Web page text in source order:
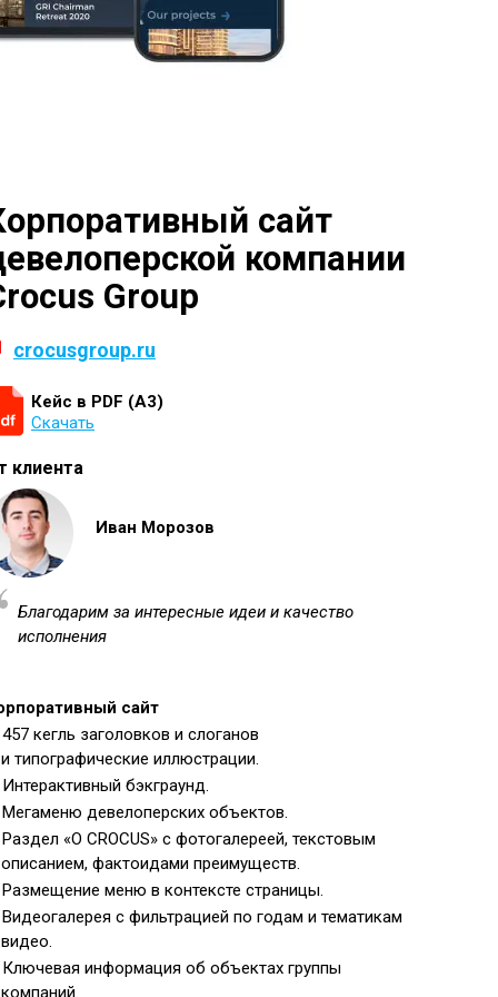
сайт
компании
Group
crocusgroup.ru
Кейс в PDF (А3)
Скачать
клиента
Иван Морозов
Благодарим за интересные идеи и качество
исполнения
сайт
457 кегль заголовков и слоганов
и типографические иллюстрации.
Интерактивный бэкграунд.
Мегаменю девелоперских объектов.
Раздел «О CROCUS» с фотогалереей, текстовым
описанием, фактоидами преимуществ.
Размещение меню в контексте страницы.
Видеогалерея с фильтрацией по годам и тематикам
видео.
Ключевая информация об объектах группы
компаний.